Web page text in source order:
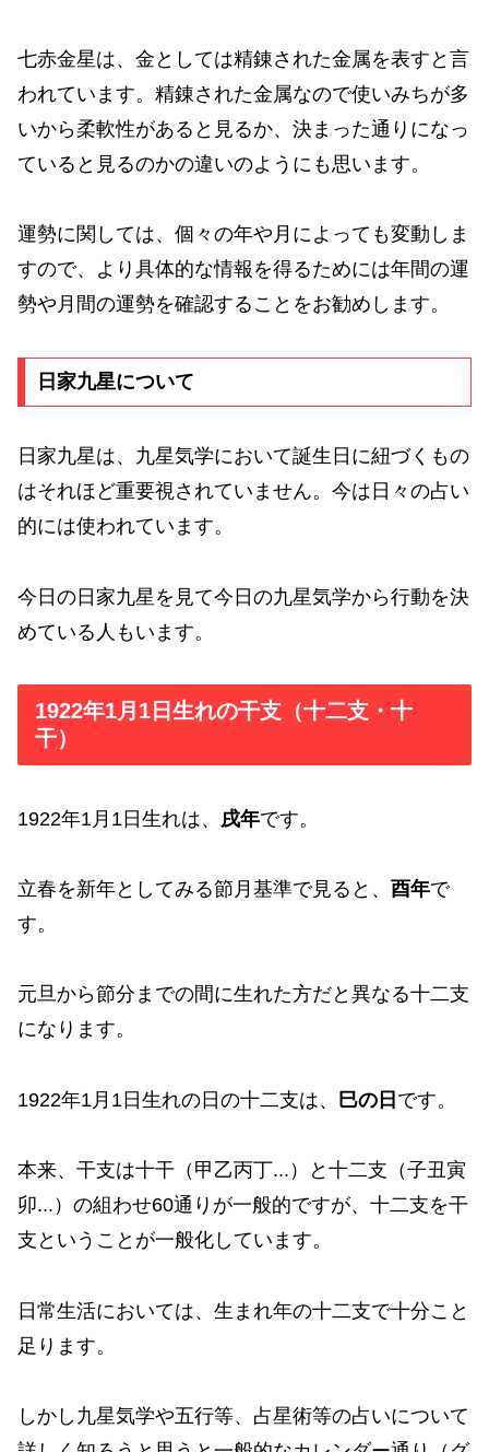
七赤金星は、金としては精錬された金属を表すと言
われています。精錬された金属なので使いみちが多
いから柔軟性があると見るか、決まった通りになっ
ていると見るのかの違いのようにも思います。
運勢に関しては、個々の年や月によっても変動しま
すので、より具体的な情報を得るためには年間の運
勢や月間の運勢を確認することをお勧めします。
日家九星について
日家九星は、九星気学において誕生日に紐づくもの
はそれほど重要視されていません。今は日々の占い
的には使われています。
今日の日家九星を見て今日の九星気学から行動を決
めている人もいます。
1922年1月1日生れの干支（十二支・十
干）
1922年1月1日生れは、 戌年です。
立春を新年としてみる節月基準で見ると、 酉年で
す。
元旦から節分までの間に生れた方だと異なる十二支
になります。
1922年1月1日生れの日の十二支は、 巳の日 です。
本来、干支は十干（甲乙丙丁...）と十二支（子丑寅
卯...）の組わせ60通りが一般的ですが、十二支を干
支ということが一般化しています。
日常生活においては、生まれ年の十二支で十分こと
足ります。
しかし九星気学や五行等、占星術等の占いについて